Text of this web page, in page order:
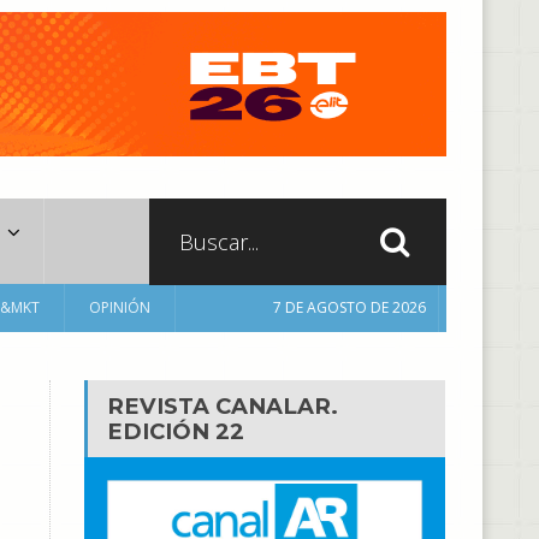
OPINIÓN 7 DE AGOSTO DE 2026
REVISTA CANALAR.
EDICIÓN 22